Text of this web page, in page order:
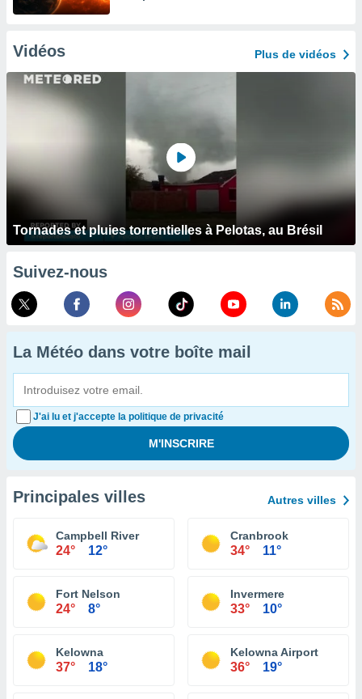
Vidéos Plus de vidéos
Tornades et pluies torrentielles à Pelotas, au Brésil
Suivez-nous
La Météo dans votre boîte mail
J'ai lu et j'accepte la politique de privacité
Principales villes Autres villes
Campbell River
24° 12°
Cranbrook
34° 11°
Fort Nelson
24° 8°
Invermere
33° 10°
Kelowna
37° 18°
Kelowna Airport
36° 19°